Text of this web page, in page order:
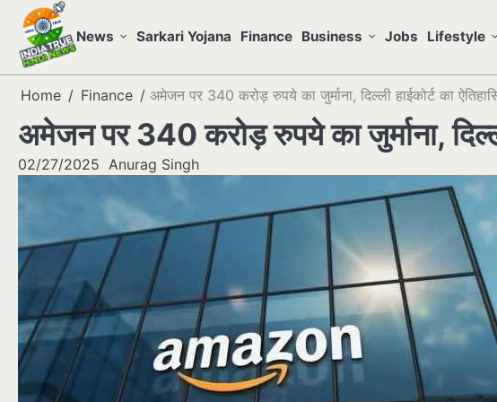
Skip
content
News Sarkari Yojana Finance Business Jobs Lifestyle
Home
Finance अमेजन पर 340 करोड़ रुपये का जुर्माना, दिल्ली हाईकोर्ट का
अमेजन पर 340 करोड़ रुपये का जुर्माना,
02/27/2025 Anurag Singh